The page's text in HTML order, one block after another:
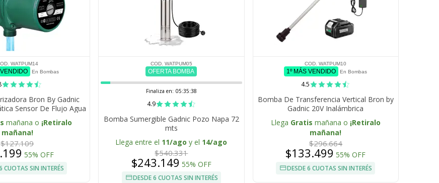
WATPUM14
En Bombas
Bron By Gadnic
Sensor De Flujo Agua
Y Caliente
mañana o ¡Retiralo
mañana!
$127.109
55% OFF
CUOTAS SIN INTERÉS
COD. WATPUM05
OFERTA BOMBA
Finaliza en: 05:35:37
4.9
Bomba Sumergible Gadnic Pozo Napa 72
mts
Llega entre el 11/ago y el 14/ago
$540.331
$243.149 55% OFF
DESDE 6 CUOTAS SIN INTERÉS
COD. WATPUM10
1º MÁS VENDIDO En Bombas
4.5
Bomba De Transferencia Vertical Bron by
Gadnic 20V Inalámbrica
Llega Gratis mañana o ¡Retiralo
mañana!
$296.664
$133.499 55% OFF
DESDE 6 CUOTAS SIN INTERÉS